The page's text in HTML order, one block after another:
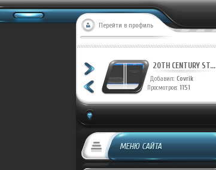
Перейти в профиль
20TH CENTURY ST... 20TH CENTURY ST...
Добавил: Covrik
Просмотров: 1151
МЕНЮ САЙТА